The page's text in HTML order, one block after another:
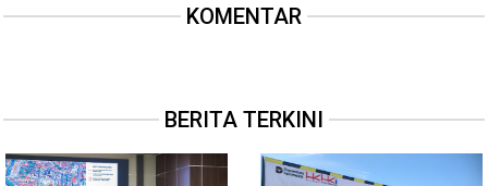
KOMENTAR
BERITA TERKINI